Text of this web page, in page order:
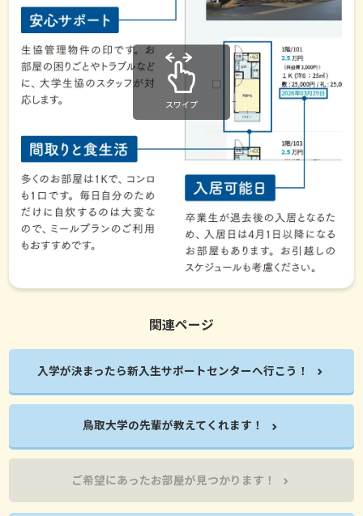
スワイプ
関連ページ
入学が決まったら新入生サポートセンターへ行こう！
鳥取大学の先輩が教えてくれます！
ご希望にあったお部屋が見つかります！